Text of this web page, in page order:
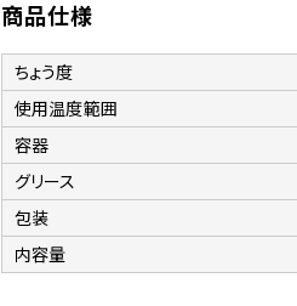
商品仕様
ちょう度
使用温度範囲
容器
グリース
包装
内容量